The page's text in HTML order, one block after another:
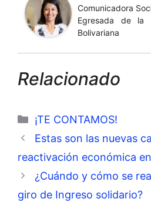
Comunicadora
Egresada de la
Bolivariana
Relacionado
Categorías
¡TE CONTAMOS!
Estas son las nuevas
reactivación económica
¿Cuándo y cómo se
giro de Ingreso solidario?